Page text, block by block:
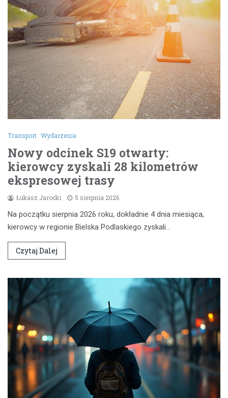
Transport Wydarzenia
Nowy odcinek S19 otwarty:
kierowcy zyskali 28 kilometrów
ekspresowej trasy
Łukasz Jarocki 5 sierpnia 2026
Na początku sierpnia 2026 roku, dokładnie 4 dnia miesiąca,
kierowcy w regionie Bielska Podlaskiego zyskali…
Czytaj Dalej